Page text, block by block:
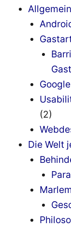
Google
(2)
Die Welt